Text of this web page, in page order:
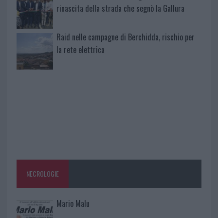
rinascita della strada che segnò la Gallura
Raid nelle campagne di Berchidda, rischio per
la rete elettrica
NECROLOGIE
Mario Malu